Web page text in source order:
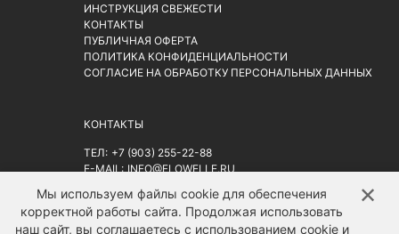
ИНСТРУКЦИЯ СВЕЖЕСТИ
КОНТАКТЫ
ПУБЛИЧНАЯ ОФЕРТА
ПОЛИТИКА КОНФИДЕНЦИАЛЬНОСТИ
СОГЛАСИЕ НА ОБРАБОТКУ ПЕРСОНАЛЬНЫХ ДАННЫХ
КОНТАКТЫ
ТЕЛ: +7 (903) 255-22-88
E-MAIL: INFO@FLOWELLE.RU
↑
✕
Мы используем файлы cookie для обеспечения
корректной работы сайта. Продолжая использовать
наш сайт, вы соглашаетесь с использованием cookie и